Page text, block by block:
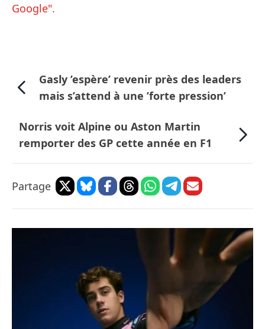
Google".
Gasly ’espère’ revenir près des leaders
mais s’attend à une ’forte pression’
Norris voit Alpine ou Aston Martin
remporter des GP cette année en F1
Partage